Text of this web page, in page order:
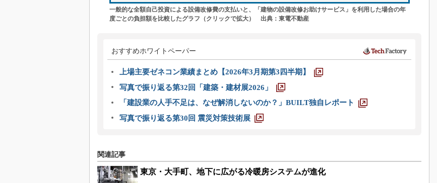
一般的な全額自己投資による設備改修費の支払いと、「建物の設備改修お助けサービス」を利用した場合の年
度ごとの負担額を比較したグラフ（クリックで拡大） 出典：東電不動産
おすすめホワイトペーパー
上場主要ゼネコン業績まとめ【2026年3月期第3四半期】
写真で振り返る第32回「建築・建材展2026」
「建設業の人手不足は、なぜ解消しないのか？」BUILT独自レポート
写真で振り返る第30回 震災対策技術展
関連記事
東京・大手町、地下に広がる冷暖房システムが進化